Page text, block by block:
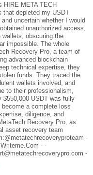
HIRE META TECH
that depleted my USDT
uncertain whether I would
unauthorized access,
obscuring the
impossible. The whole
Recovery Pro, a team of
advanced blockchain
technical expertise, they
funds. They traced the
wallets involved, and
to their professionalism,
USDT was fully
a complete loss
diligence, and
Recovery Pro, as
asset recovery team
-
- -
-